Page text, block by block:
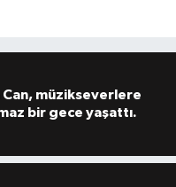
Can, müzikseverlere
bir gece yaşattı.